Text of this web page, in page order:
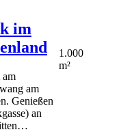
im
am
am
Genießen
an
1.000
m²